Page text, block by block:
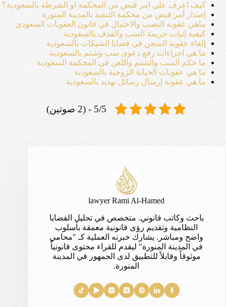
كيف اعرف علي امر قبض من المحكمة او الشرطة بالسعودية؟
إصدار أمر قبض من محكمة التنفيذ بالمدينة المنورة
ماهي عقوبة النصب والاحتيال في قانون العقوبات السعودي
كيفية إثبات جريمة السب والقذف بالسعودية
إلغاء عقوبة السجن في قضايا الشيكات بالسعودية
ما هي اجراءات رفع دعوى سب وشتم بالسعودية
ما حكم السب والشتم واللعن في المحكمة السعودية
ما هي عقوبات الخيانة الزوجية بالسعودية
ما هي عقوبة إرسال رسائل تهديد بالسعودية
5/5 - (2 صوتين)
lawyer Rami Al-Hamed
باحث وكاتب قانوني. متخصص في تحليل القضايا
النظامية وتقديم رؤى قانونية معمقة بأسلوب
واضح ومباشر. يشارك خبرته العملية كـ "محامي
في المدينة المنورة" ليقدم للقراء محتوى قانونياً
موثوقاً وقابلاً للتطبيق لدى الجمهور في المدينة
المنورة.